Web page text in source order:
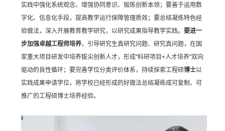
实践中强化系统观念、增强协同意识、锻炼创新本领；要善于运用数
字化、信息化手段，提高教学运行保障管理质效；要总结凝炼特色经
验做法， 深入开展教育教学研究，以研究成果指导教学实践。 要进一
步加强卓越工程师培养，引导研究生真研究问题、研究真问题，在国
家重大项目研发中培养拔尖创新人才，形成“科研项目+人才培养”双向
驱动的良性循环；要完善学位分类评价体系，持续探索工程硕博士以
实践成果申请学位，将学校已经形成的好做法总结凝练成可复制、可
推广的工程硕博士培养经验。